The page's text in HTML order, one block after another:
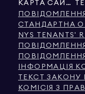
КАРТА САЙТУ
СТАНДАРТНА
NYS TENANTS'
ІНФОРМАЦІЯ
ТЕКСТ
КОМІСІЯ З